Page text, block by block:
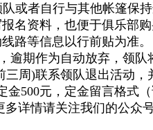
或者自行与其他帐篷保持
名资料，也便于俱乐部
路等信息以行前贴为准。
，逾期作为自动放弃，领队
周)联系领队退出活动，
金500元， 定金留言格式
多详情请关注我们的公众号